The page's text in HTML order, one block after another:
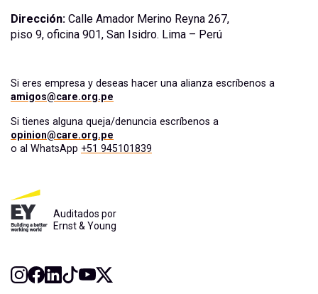
Dirección: Calle Amador Merino Reyna 267,
piso 9, oficina 901, San Isidro. Lima – Perú
Si eres empresa y deseas hacer una alianza escríbenos a
amigos@care.org.pe
Si tienes alguna queja/denuncia escríbenos a
opinion@care.org.pe
o al WhatsApp +51 945101839
Auditados por
Ernst & Young